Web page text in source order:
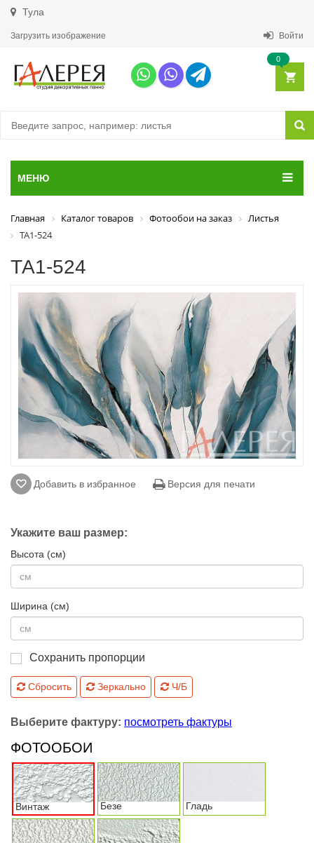
Тула
Загрузить изображение Войти
0
МЕНЮ
Главная Каталог товаров Фотообои на заказ
Листья
ТА1-524
ТА1-524
Добавить в избранное Версия для печати
Укажите ваш размер:
Высота (см)
Ширина (см)
Сохранить пропорции
Сбросить Зеркально Ч/Б
Выберите фактуру: посмотреть фактуры
ФОТООБОИ
Винтаж Безе Гладь